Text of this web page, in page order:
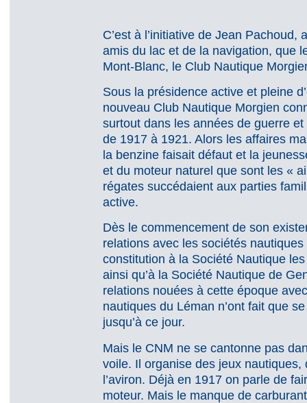
C’est à l’initiative de Jean Pachoud,
amis du lac et de la navigation, que
Mont-Blanc, le Club Nautique
Sous la présidence active et pleine
nouveau Club Nautique Morgien
surtout dans les années de guerre et
de 1917 à 1921. Alors les affaires
la benzine faisait défaut et la
et du moteur naturel que sont les «
régates succédaient aux parties
active.
Dès le commencement de son
relations avec les sociétés
constitution à la Société Nautique
ainsi qu’à la Société Nautique de
relations nouées à cette époque
nautiques du Léman n’ont fait que
jusqu’à ce jour.
Mais le CNM ne se cantonne pas
voile. Il organise des jeux nautiques,
l’aviron. Déjà en 1917 on parle de
moteur. Mais le manque de